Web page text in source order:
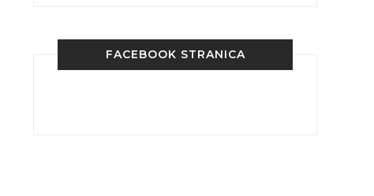
FACEBOOK STRANICA